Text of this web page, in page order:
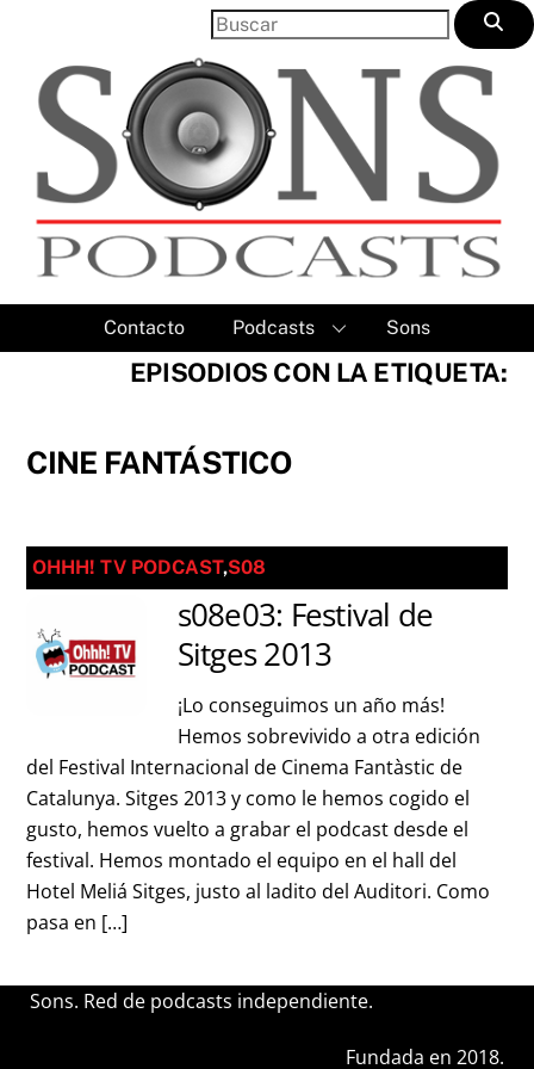
content
Contacto Podcasts Sons
EPISODIOS CON LA ETIQUETA:
CINE FANTÁSTICO
OHHH! TV PODCAST,S08
s08e03: Festival de
Sitges 2013
¡Lo conseguimos un año más!
Hemos sobrevivido a otra edición
del Festival Internacional de Cinema Fantàstic de
Catalunya. Sitges 2013 y como le hemos cogido el
gusto, hemos vuelto a grabar el podcast desde el
festival. Hemos montado el equipo en el hall del
Hotel Meliá Sitges, justo al ladito del Auditori. Como
pasa en […]
Sons. Red de podcasts independiente.
Fundada en 2018.